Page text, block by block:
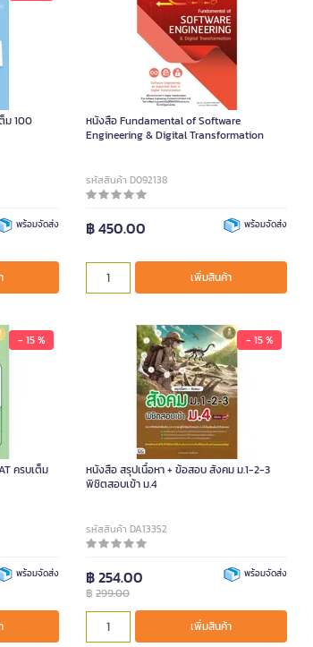
ม 100
พร้อมจัดส่ง
หนังสือ Fundamental of Software
Engineering & Digital Transformation
รหัสสินค้า D092138
฿ 450.00 พร้อมจัดส่ง
เพิ่มสินค้า
- 15 %
ครบเต็ม
พร้อมจัดส่ง
- 15 %
หนังสือ สรุปเนื้อหา + ข้อสอบ สังคม ม.1-2-3
พิชิตสอบเข้า ม.4
รหัสสินค้า DA13352
฿ 254.00
฿299.00
พร้อมจัดส่ง
เพิ่มสินค้า